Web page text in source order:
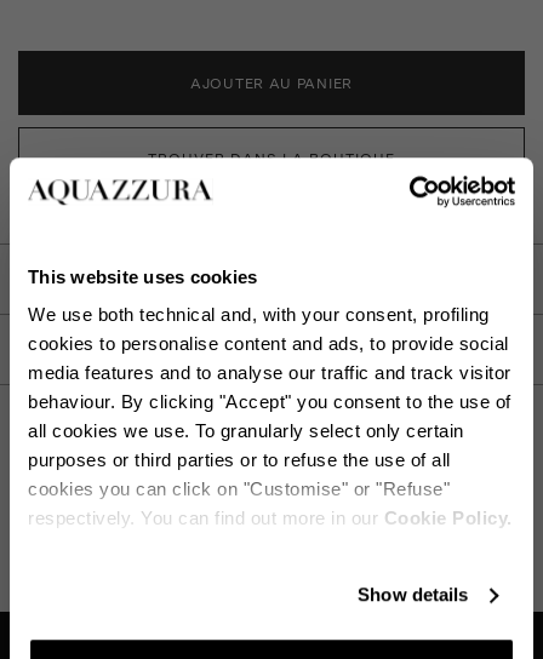
This website uses cookies
We use both technical and, with your consent, profiling
cookies to personalise content and ads, to provide social
media features and to analyse our traffic and track visitor
behaviour. By clicking "Accept" you consent to the use of
all cookies we use. To granularly select only certain
purposes or third parties or to refuse the use of all
cookies you can click on "Customise" or "Refuse"
respectively. You can find out more in our Cookie Policy.
Show details
AJOUTER AU PANIER
TROUVER DANS LA BOUTIQUE
DESCRIPTION
DÉTAIL
EXPÉDITION ET RETOUR AIDE